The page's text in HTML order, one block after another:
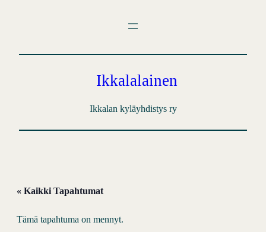
Ikkalalainen
Ikkalan kyläyhdistys ry
« Kaikki Tapahtumat
Tämä tapahtuma on mennyt.